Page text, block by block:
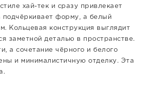
хай-тек и сразу привлекает
подчёркивает форму, а белый
Кольцевая конструкция выглядит
заметной деталью в пространстве.
а сочетание чёрного и белого
и минималистичную отделку. Эта